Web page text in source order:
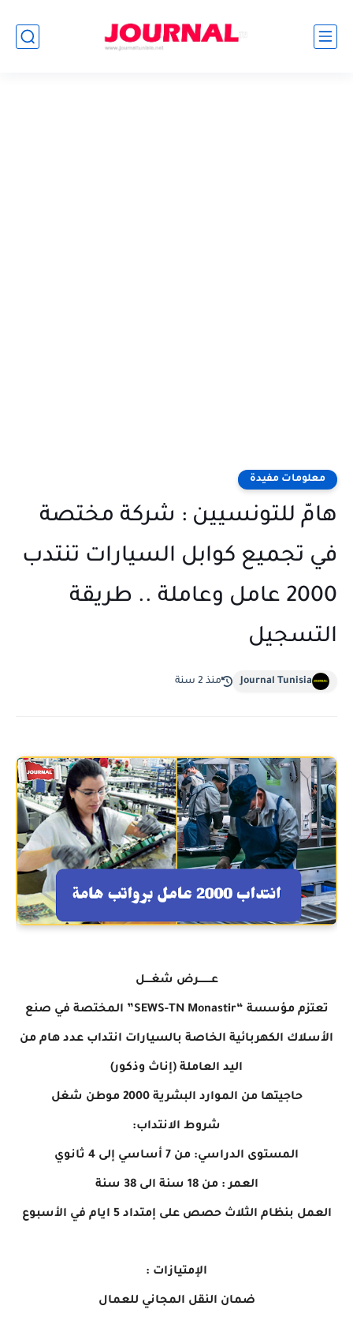
معلومات مفيدة
هامّ للتونسيين : شركة مختصة
في تجميع كوابل السيارات تنتدب
2000 عامل وعاملة .. طريقة
التسجيل
Journal Tunisia منذ 2 سنة
عــــــــرض شغــــل
تعتزم مؤسسة “SEWS-TN Monastir” المختصة في صنع
الأسلاك الكهربائية الخاصة بالسيارات انتداب عدد هام من
اليد العاملة (إناث وذكور)
حاجيتها من الموارد البشرية 2000 موطن شغل
شروط الانتداب:
المستوى الدراسي: من 7 أساسي إلى 4 ثانوي
العمر : من 18 سنة الى 38 سنة
العمل بنظام الثلاث حصص على إمتداد 5 ايام في الأسبوع
الإمتيازات :
ضمان النقل المجاني للعمال